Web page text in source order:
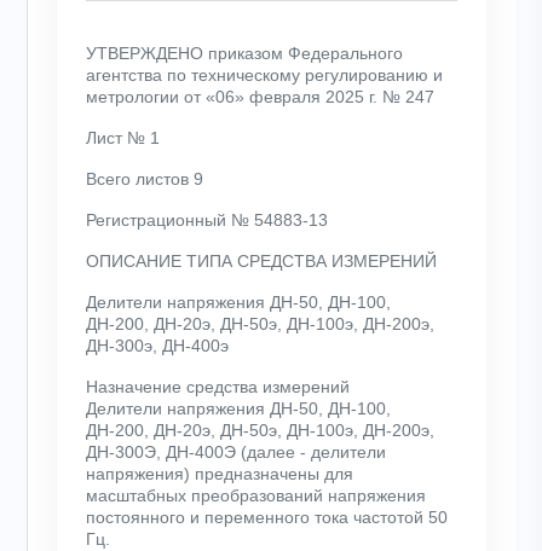
УТВЕРЖДЕНО приказом Федерального
агентства по техническому регулированию и
метрологии от «06» февраля 2025 г. № 247
Лист № 1
Всего листов 9
Регистрационный № 54883-13
ОПИСАНИЕ ТИПА СРЕДСТВА ИЗМЕРЕНИЙ
Делители напряжения ДН-50, ДН-100,
ДН-200, ДН-20э, ДН-50э, ДН-100э, ДН-200э,
ДН-300э, ДН-400э
Назначение средства измерений
Делители напряжения ДН-50, ДН-100,
ДН-200, ДН-20э, ДН-50э, ДН-100э, ДН-200э,
ДН-300Э, ДН-400Э (далее - делители
напряжения) предназначены для
масштабных преобразований напряжения
постоянного и переменного тока частотой 50
Гц.